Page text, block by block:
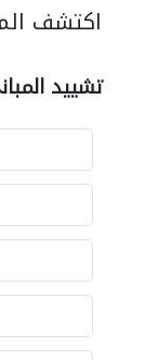
اكتشف
تشييد